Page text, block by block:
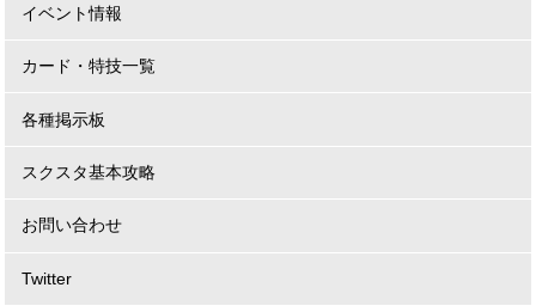
イベント情報
カード・特技一覧
各種掲示板
スクスタ基本攻略
お問い合わせ
Twitter